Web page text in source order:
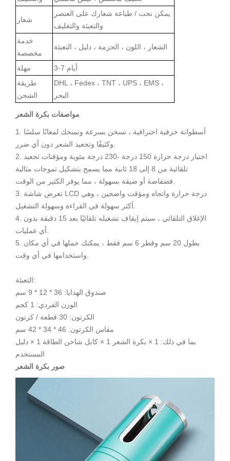
شعار
يمكن نحت / طباعة شعارك على العنصر
والتعبئة والتغليف
خدمة
مخصصة
الشعار ، اللون ، الحزمة ، دليل ، التعبئة
مهلة
3-7 أيام
طريقة
الشحن
DHL ، Fedex ، TNT ، UPS ، EMS ،
البحر
مواصفات بكرة الشعر
1. أسطوانة خزفية احترافية ، تسخن بسرعة وتمنحك لمعانًا سلسًا
2. اختيار درجة حرارة 150 درجة -230 درجة مئوية ومؤقتات تجعيد
تلقائية من 8 إلى 18 ثانية مما يسمح بتشكيل تموجات مثالية
3. تعرض شاشة LCD درجة حرارة واتجاه ومؤقت واضحين ، وهي
4. الإغلاق التلقائي ، سيتم إيقاف تشغيله تلقائيًا بعد 15 دقيقة بدون
5. بطول 20 سم وقطر 6 سم فقط ، يمكنك حملها في أي مكان
التعبئة:
صندوق الهدايا: 36 * 12 * 9 سم
الوزن الفردي: 1 كجم
الكرتون: 30 قطعة / كرتون
مقاس الكرتون: 46 * 34 * 42 سم
بما في ذلك: 1 × بكرة الشعر 1 × كابل شاحن الطاقة 1 × دليل
المستخدم
صور بكرة الشعر